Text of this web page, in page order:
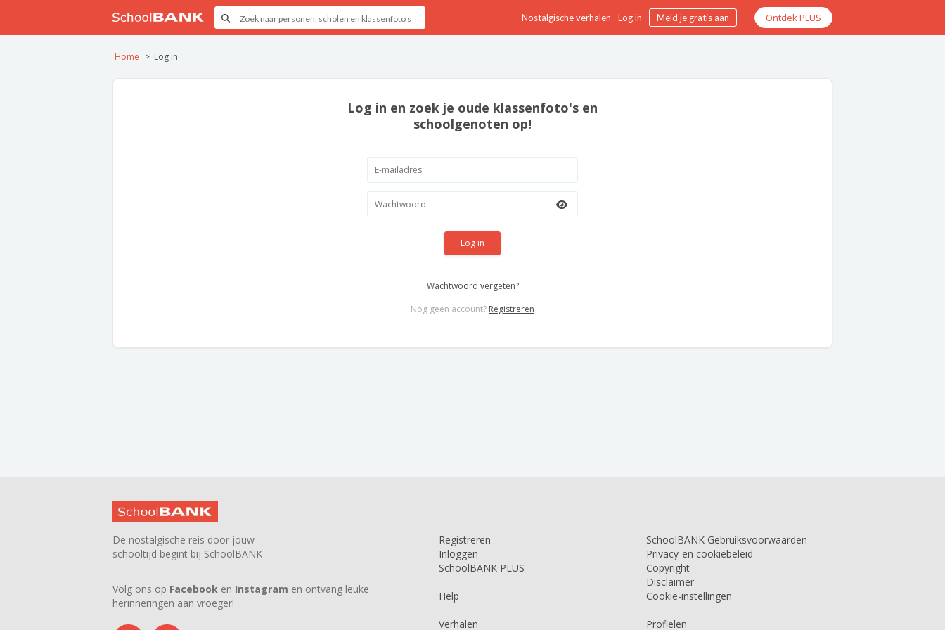
Nostalgische verhalen Log in Meld je gratis aan Ontdek PLUS
Home Log in
Log in en zoek je oude klassenfoto's en
schoolgenoten op!
Log in
Wachtwoord vergeten?
Nog geen account? Registreren
De nostalgische reis door jouw
schooltijd begint bij SchoolBANK
Volg ons op Facebook en Instagram en ontvang leuke
herinneringen aan vroeger!
Registreren
Inloggen
SchoolBANK PLUS
Help
Verhalen
SchoolBANK Gebruiksvoorwaarden
Privacy-en cookiebeleid
Copyright
Disclaimer
Cookie-instellingen
Profielen